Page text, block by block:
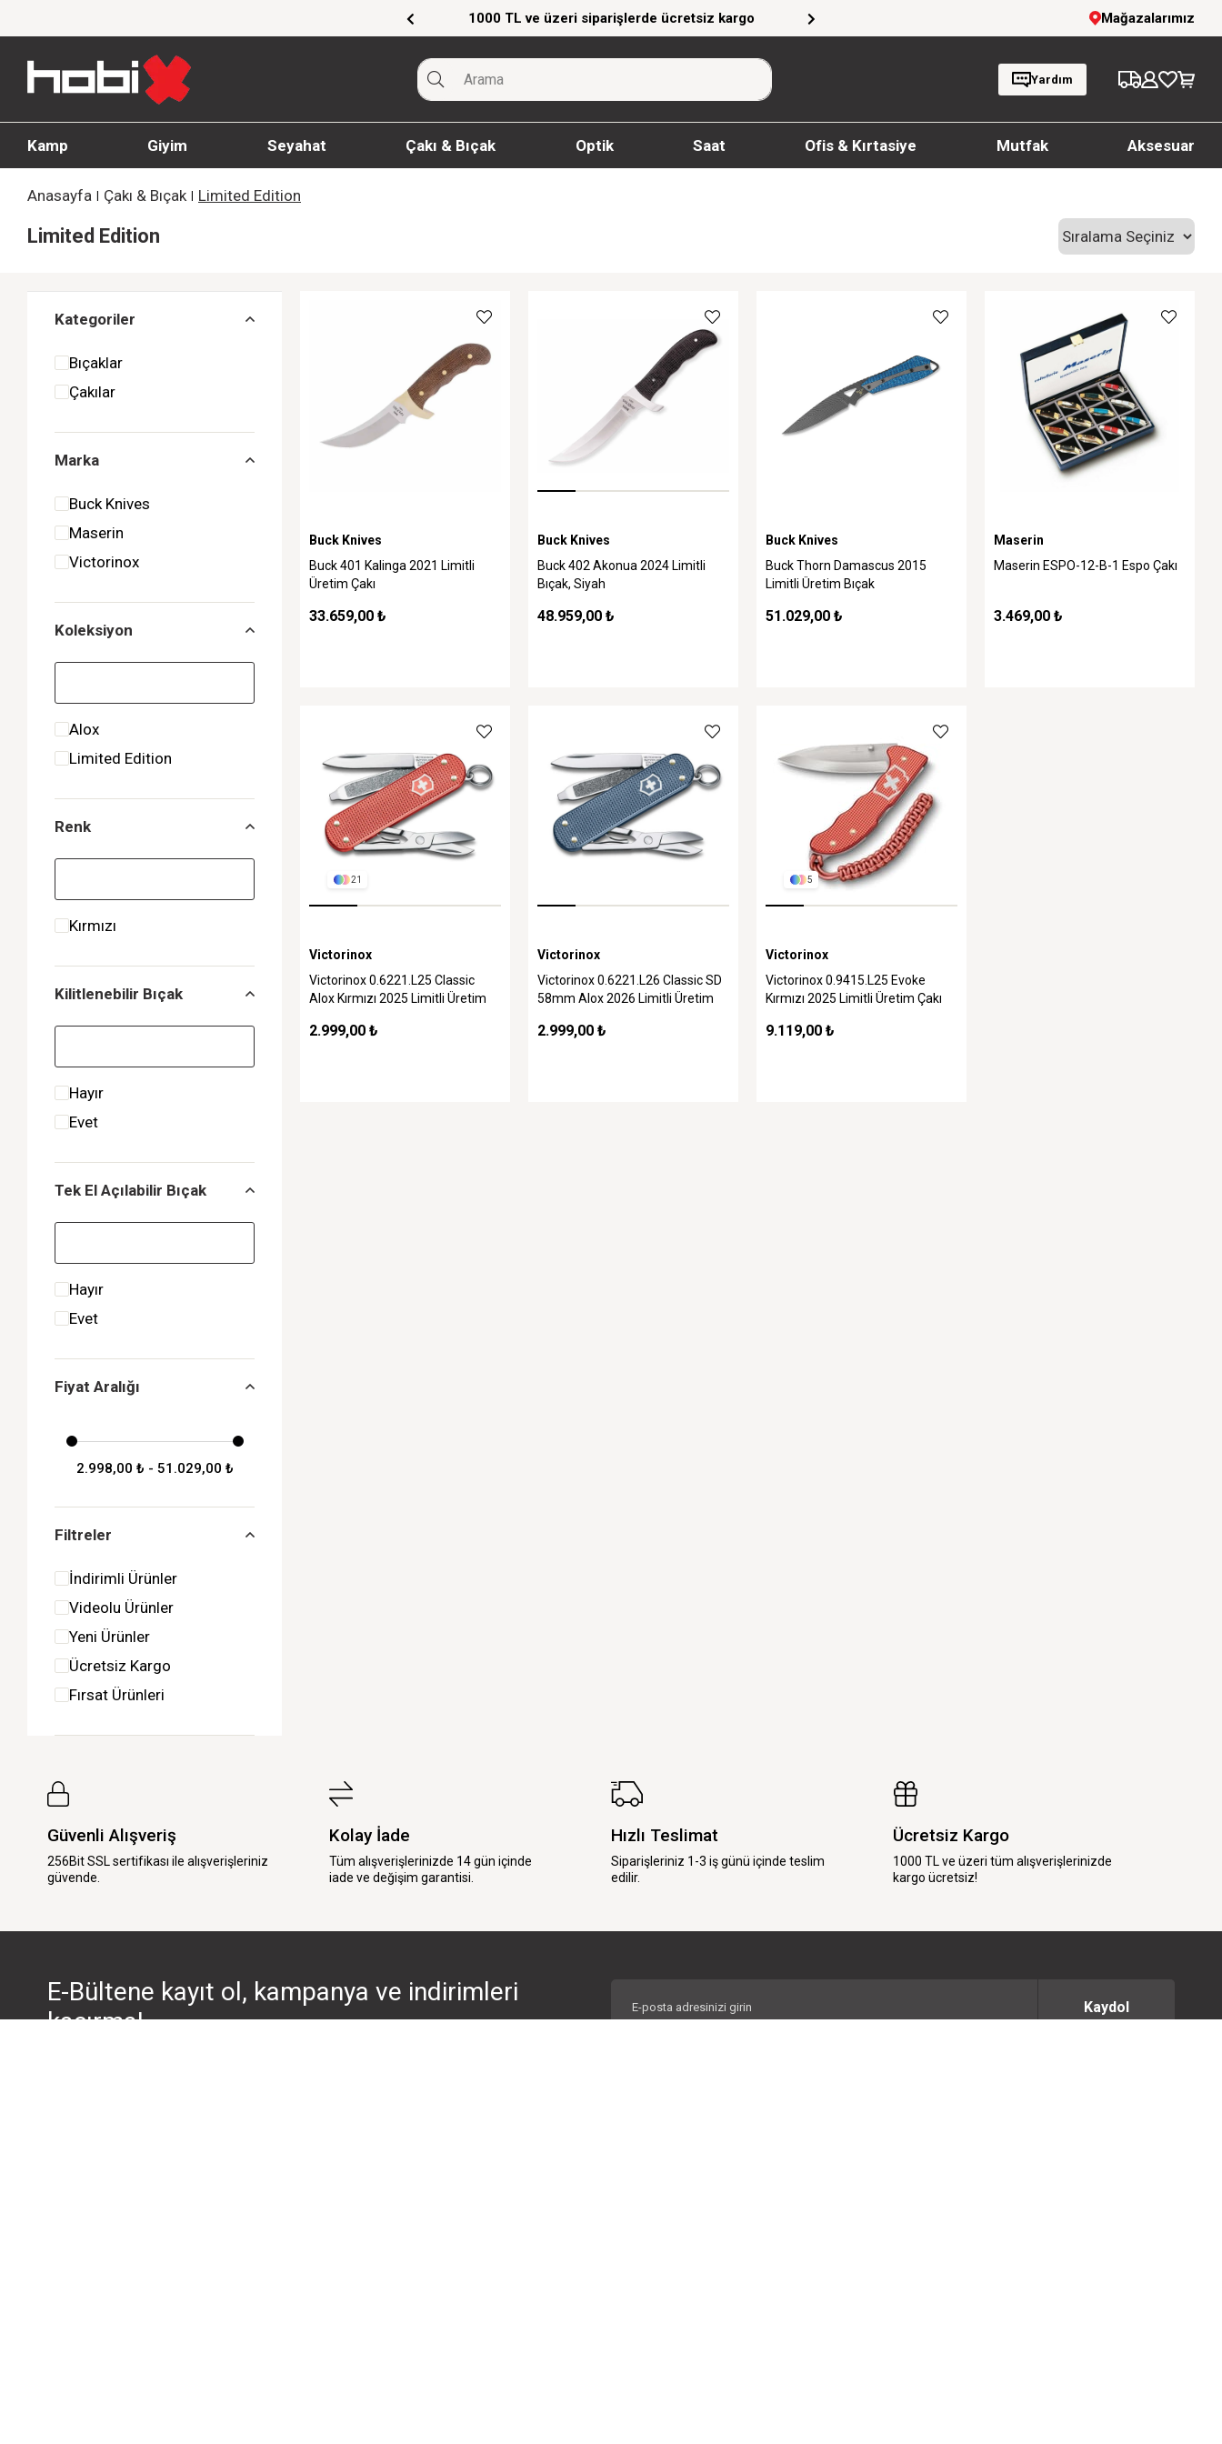
1000 TL ve üzeri siparişlerde ücretsiz kargo Giyim Ürünlerinde %20'ye Varan İndirim!Mağazalarımız
Yardım
Kamp Giyim Seyahat Çakı & Bıçak Optik Saat Ofis & Kırtasiye Mutfak Aksesuar
Anasayfa Çakı & Bıçak Limited Edition
Limited Edition
Kategoriler
Bıçaklar
Çakılar
Marka
Buck Knives
Maserin
Victorinox
Koleksiyon
Alox
Limited Edition
Renk
Kırmızı
Kilitlenebilir Bıçak
Hayır
Evet
Tek El Açılabilir Bıçak
Hayır
Evet
Fiyat Aralığı
2.998,00 ₺ - 51.029,00 ₺
Filtreler
İndirimli Ürünler
Videolu Ürünler
Yeni Ürünler
Ücretsiz Kargo
Fırsat Ürünleri
Buck Knives
Buck 401 Kalinga 2021 Limitli
Üretim Çakı
33.659,00 ₺
Buck Knives
Buck 402 Akonua 2024 Limitli
Bıçak, Siyah
48.959,00 ₺
Buck Knives
Buck Thorn Damascus 2015
Limitli Üretim Bıçak
51.029,00 ₺
Maserin
Maserin ESPO-12-B-1 Espo Çakı
3.469,00 ₺
21
Victorinox
Victorinox 0.6221.L25 Classic
Alox Kırmızı 2025 Limitli Üretim
2.999,00 ₺
Victorinox
Victorinox 0.6221.L26 Classic SD
58mm Alox 2026 Limitli Üretim
2.999,00 ₺
5
Victorinox
Victorinox 0.9415.L25 Evoke
Kırmızı 2025 Limitli Üretim Çakı
9.119,00 ₺
Güvenli Alışveriş
256Bit SSL sertifikası ile alışverişleriniz
güvende.
Kolay İade
Tüm alışverişlerinizde 14 gün içinde
iade ve değişim garantisi.
Hızlı Teslimat
Siparişleriniz 1-3 iş günü içinde teslim
edilir.
Ücretsiz Kargo
1000 TL ve üzeri tüm alışverişlerinizde
kargo ücretsiz!
E-Bültene kayıt ol, kampanya ve indirimleri
kaçırma!
Kaydol